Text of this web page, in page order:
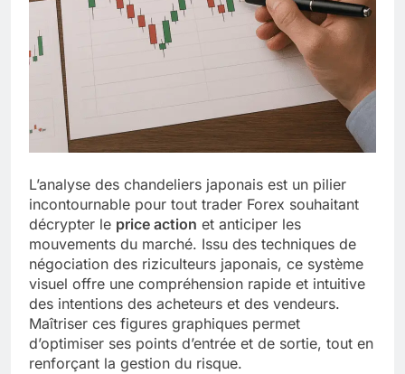
L’analyse des chandeliers japonais est un pilier
incontournable pour tout trader Forex souhaitant
décrypter le price action et anticiper les
mouvements du marché. Issu des techniques de
négociation des riziculteurs japonais, ce système
visuel offre une compréhension rapide et intuitive
des intentions des acheteurs et des vendeurs.
Maîtriser ces figures graphiques permet
d’optimiser ses points d’entrée et de sortie, tout en
renforçant la gestion du risque.